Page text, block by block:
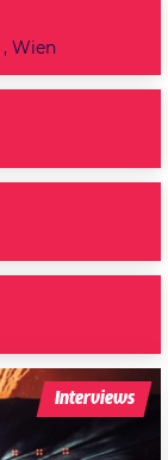
, Wien
Interviews